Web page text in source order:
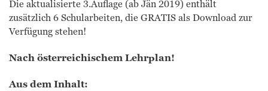
Die aktualisierte 3.Auflage (ab Jän 2019) enthält
zusätzlich 6 Schularbeiten, die GRATIS als Download zur
Verfügung stehen!
Nach österreichischem Lehrplan!
Aus dem Inhalt: